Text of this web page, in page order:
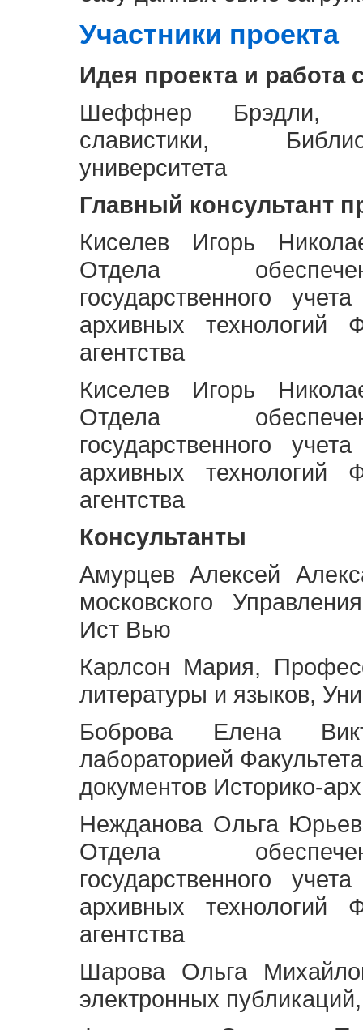
Участники проекта
Идея проекта и работа
Шеффнер Брэдли,
славистики,
университета
Главный консультант
Киселев Игорь
Отдела
государственного
архивных технологий
агентства
Киселев Игорь
Отдела
государственного
архивных технологий
агентства
Консультанты
Амурцев Алексей
московского
Ист Вью
Карлсон Мария,
литературы и языков,
Боброва Елена
лабораторией
документов Историко-
Нежданова Ольга
Отдела
государственного
архивных технологий
агентства
Шарова Ольга
электронных